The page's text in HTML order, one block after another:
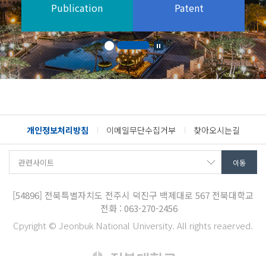
Publication Patent
개인정보처리방침 이메일무단수집거부 찾아오시는길
[54896] 전북특별자치도 전주시 덕진구 백제대로 567 전북대학교
전화 : 063-270-2456
Cpyright © Jeonbuk National University. All rights reaerved.